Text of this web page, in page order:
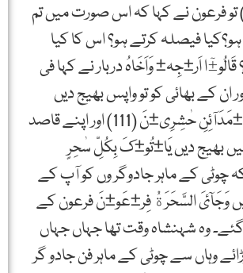
) تو فرعون نے کہا کہ اس صورت میں تم
فیصلہ کرتے ہو؟ اس کا کیا
اَر±جِہ± وَاَخَاہُ دربار نے کہا فی
ان کے بھائی کو تو واپس بھیج دیں
وَاَر±سِل± فِی ال±مَدَآئِنِ حٰشِرِی±نَ (111) اور اپنے قاصد
بھیج دیں یَا±تُو±کَ بِکُلِّ سٰحِرٍ
چوٹی کے ماہر جادوگر وں کو آپ کے
وَجَآئَ السَّحَرَةُ فِر±عَو±نَ فرعون کے
وہ شہنشاہ وقت تھا جہاں جہاں
وہاں سے چوٹی کے ماہر فن جادو گر